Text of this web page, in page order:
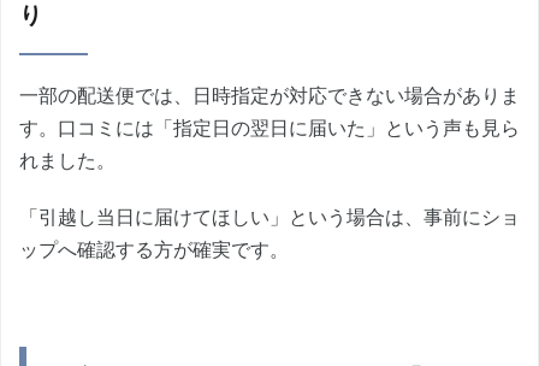
り
一部の配送便では、日時指定が対応できない場合がありま
す。口コミには「指定日の翌日に届いた」という声も見ら
れました。
「引越し当日に届けてほしい」という場合は、事前にショ
ップへ確認する方が確実です。